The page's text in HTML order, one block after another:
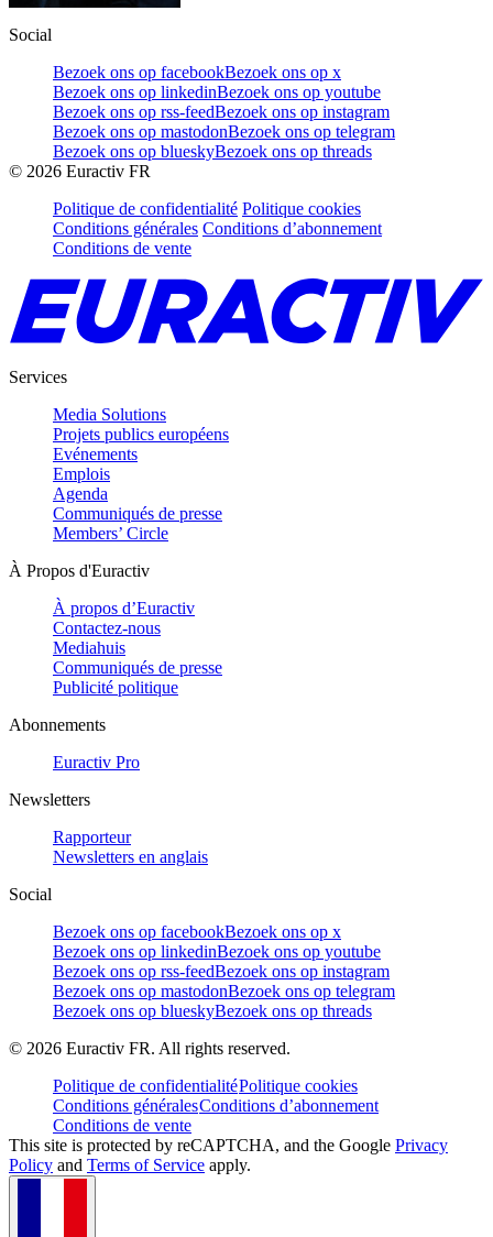
Social
Bezoek ons op facebookBezoek ons op x
Bezoek ons op linkedinBezoek ons op youtube
Bezoek ons op rss-feedBezoek ons op instagram
Bezoek ons op mastodonBezoek ons op telegram
Bezoek ons op blueskyBezoek ons op threads
© 2026 Euractiv FR
Politique de confidentialité Politique cookies
Conditions générales Conditions d’abonnement
Conditions de vente
Services
Media Solutions
Projets publics européens
Evénements
Emplois
Agenda
Communiqués de presse
Members’ Circle
À Propos d'Euractiv
À propos d’Euractiv
Contactez-nous
Mediahuis
Communiqués de presse
Publicité politique
Abonnements
Euractiv Pro
Newsletters
Rapporteur
Newsletters en anglais
Social
Bezoek ons op facebookBezoek ons op x
Bezoek ons op linkedinBezoek ons op youtube
Bezoek ons op rss-feedBezoek ons op instagram
Bezoek ons op mastodonBezoek ons op telegram
Bezoek ons op blueskyBezoek ons op threads
© 2026 Euractiv FR. All rights reserved.
Politique de confidentialitéPolitique cookies
Conditions généralesConditions d’abonnement
Conditions de vente
This site is protected by reCAPTCHA, and the Google Privacy
Policy and Terms of Service apply.